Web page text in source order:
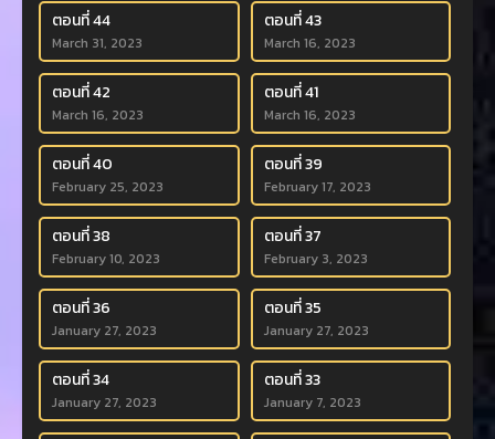
ตอนที่ 44
March 31, 2023
ตอนที่ 43
March 16, 2023
ตอนที่ 42
March 16, 2023
ตอนที่ 41
March 16, 2023
ตอนที่ 40
February 25, 2023
ตอนที่ 39
February 17, 2023
ตอนที่ 38
February 10, 2023
ตอนที่ 37
February 3, 2023
ตอนที่ 36
January 27, 2023
ตอนที่ 35
January 27, 2023
ตอนที่ 34
January 27, 2023
ตอนที่ 33
January 7, 2023